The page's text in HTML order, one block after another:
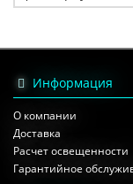
Информация
О компании
Доставка
Расчет освещенности
Гарантийное